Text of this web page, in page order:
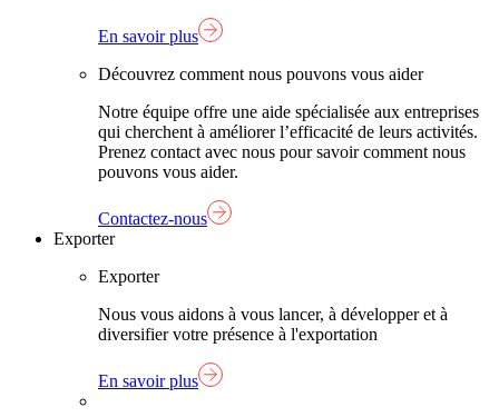
En savoir plus
Découvrez comment nous pouvons vous aider
Notre équipe offre une aide spécialisée aux entreprises
qui cherchent à améliorer l’efficacité de leurs activités.
Prenez contact avec nous pour savoir comment nous
pouvons vous aider.
Contactez-nous
Exporter
Exporter
Nous vous aidons à vous lancer, à développer et à
diversifier votre présence à l'exportation
En savoir plus